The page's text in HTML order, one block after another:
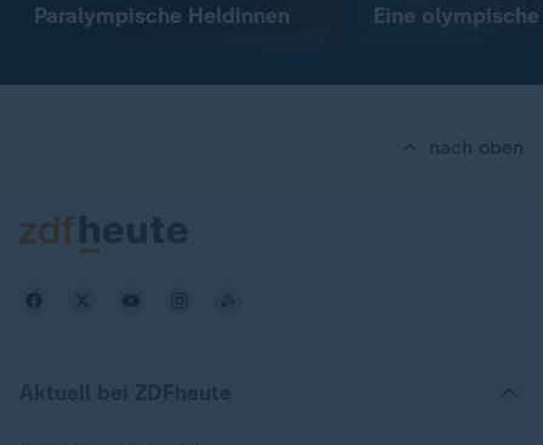
Paralympische Heldinnen Eine
nach oben